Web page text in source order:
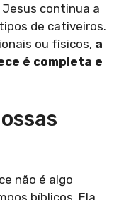
Jesus continua a
de cativeiros.
ou físicos, a
é completa e
não é algo